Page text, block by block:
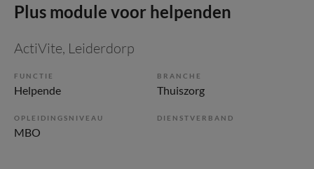
Plus module voor helpenden
ActiVite, Leiderdorp
FUNCTIE
Helpende
BRANCHE
Thuiszorg
OPLEIDINGSNIVEAU
MBO
DIENSTVERBAND